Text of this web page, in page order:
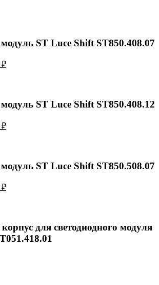
ST Luce Shift ST850.408.07
₽Текущая
ST Luce Shift ST850.408.12
₽Текущая
ST Luce Shift ST850.508.07
₽Текущая
для светодиодного модуля